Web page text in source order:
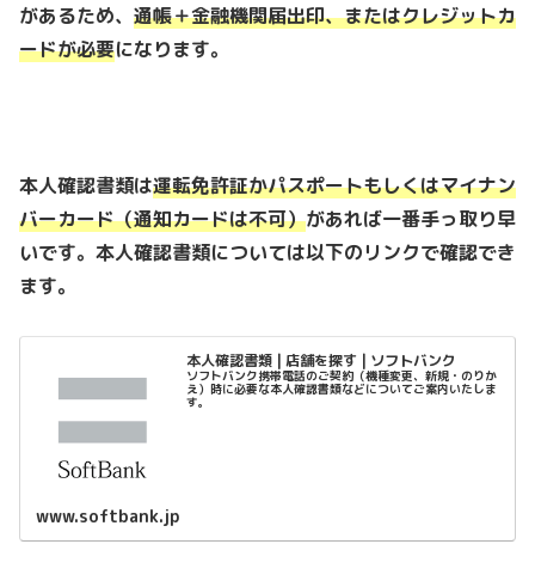
があるため、 通帳＋金融機関届出印、またはクレジットカ
ードが必要になります。
本人確認書類は運転免許証かパスポートもしくはマイナン
バーカード（通知カードは不可）があれば一番手っ取り早
いです。本人確認書類については以下のリンクで確認でき
ます。
本人確認書類 | 店舗を探す | ソフトバンク
ソフトバンク携帯電話のご契約（機種変更、新規・のりか
え）時に必要な本人確認書類などについてご案内いたしま
す。
www.softbank.jp